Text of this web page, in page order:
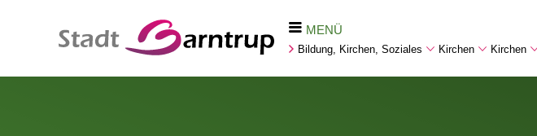
MENÜ
Bildung, Kirchen, Soziales Kirchen Kirchen